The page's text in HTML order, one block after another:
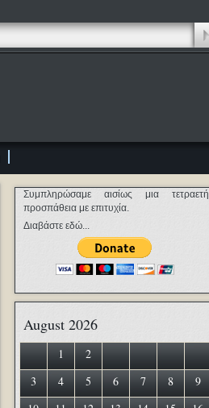
Συμπληρώσαμε αισίως μια τετραετή
προσπάθεια με επιτυχία.
Διαβάστε εδώ...
August 2026
1
2
3
4 5 6 7 8
9